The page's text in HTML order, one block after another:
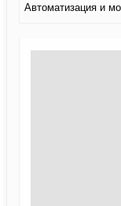
Автоматизация и